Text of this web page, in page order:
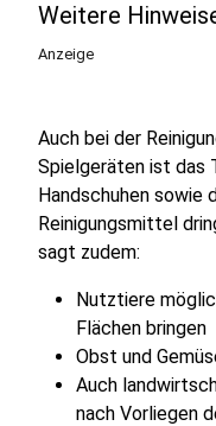
Weitere
Anzeige
Auch bei der
Spielgeräten ist das
Handschuhen sowie
Reinigungsmittel
sagt zudem:
Nutztiere
Flächen bringen
Obst und
Auch
nach Vorliegen